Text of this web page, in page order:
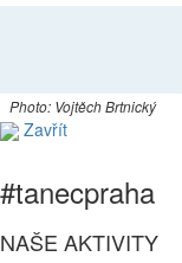
Photo: Vojtěch Brtnický
Zavřít
#tanecpraha
NAŠE AKTIVITY